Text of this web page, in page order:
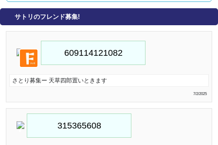
サトリのフレンド募集!
さとり募集ー 天草四郎置いときます
7/2/2025